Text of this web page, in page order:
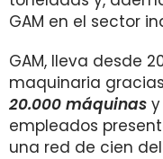
GAM en el sector
GAM, lleva desde
maquinaria
20.000 máquinas
empleados
una red de cien